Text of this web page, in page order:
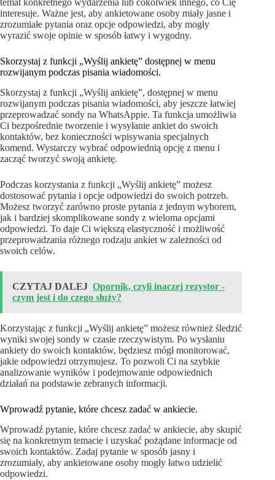
temat konkretnego wydarzenia lub cokolwiek innego, co Cię
interesuje. Ważne jest, aby ankietowane osoby miały jasne i
zrozumiałe pytania oraz opcje odpowiedzi, aby mogły
wyrazić swoje opinie w sposób łatwy i wygodny.
Skorzystaj z funkcji „Wyślij ankietę” dostępnej w menu
rozwijanym podczas pisania wiadomości.
Skorzystaj z funkcji „Wyślij ankietę”, dostępnej w menu
rozwijanym podczas pisania wiadomości, aby jeszcze łatwiej
przeprowadzać sondy na WhatsAppie. Ta funkcja umożliwia
Ci bezpośrednie tworzenie i wysyłanie ankiet do swoich
kontaktów, bez konieczności wpisywania specjalnych
komend. Wystarczy wybrać odpowiednią opcję z menu i
zacząć tworzyć swoją ankietę.
Podczas korzystania z funkcji „Wyślij ankietę” możesz
dostosować pytania i opcje odpowiedzi do swoich potrzeb.
Możesz tworzyć zarówno proste pytania z jednym wyborem,
jak i bardziej skomplikowane sondy z wieloma opcjami
odpowiedzi. To daje Ci większą elastyczność i możliwość
przeprowadzania różnego rodzaju ankiet w zależności od
swoich celów.
CZYTAJ DALEJ Opornik, czyli inaczej rezystor -
czym jest i do czego służy?
Korzystając z funkcji „Wyślij ankietę” możesz również śledzić
wyniki swojej sondy w czasie rzeczywistym. Po wysłaniu
ankiety do swoich kontaktów, będziesz mógł monitorować,
jakie odpowiedzi otrzymujesz. To pozwoli Ci na szybkie
analizowanie wyników i podejmowanie odpowiednich
działań na podstawie zebranych informacji.
Wprowadź pytanie, które chcesz zadać w ankiecie.
Wprowadź pytanie, które chcesz zadać w ankiecie, aby skupić
się na konkretnym temacie i uzyskać pożądane informacje od
swoich kontaktów. Zadaj pytanie w sposób jasny i
zrozumiały, aby ankietowane osoby mogły łatwo udzielić
odpowiedzi.